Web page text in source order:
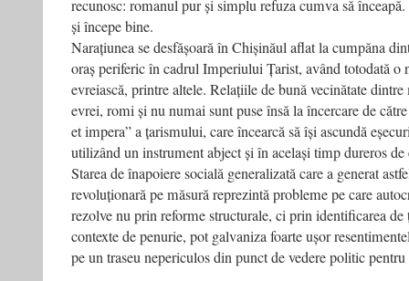
recunosc: romanul pur și simplu refuza cumva să
și începe bine.
Narațiunea se desfășoară în Chișinăul aflat la cumpăna
oraș periferic în cadrul Imperiului Țarist, având totodată o
evreiască, printre altele. Relațiile de bună vecinătate
evrei, romi și nu numai sunt puse însă la încercare de
et impera” a țarismului, care încearcă să își ascundă
utilizând un instrument abject și în același timp dureros
Starea de înapoiere socială generalizată care a generat
revoluționară pe măsură reprezintă probleme pe care
rezolve nu prin reforme structurale, ci prin identificarea
contexte de penurie, pot galvaniza foarte ușor
pe un traseu nepericulos din punct de vedere politic